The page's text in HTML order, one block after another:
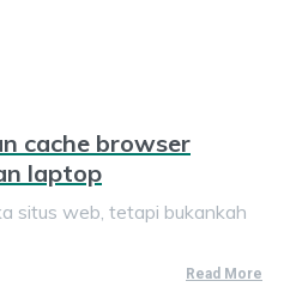
cache browser
laptop
situs web, tetapi bukankah
Read More